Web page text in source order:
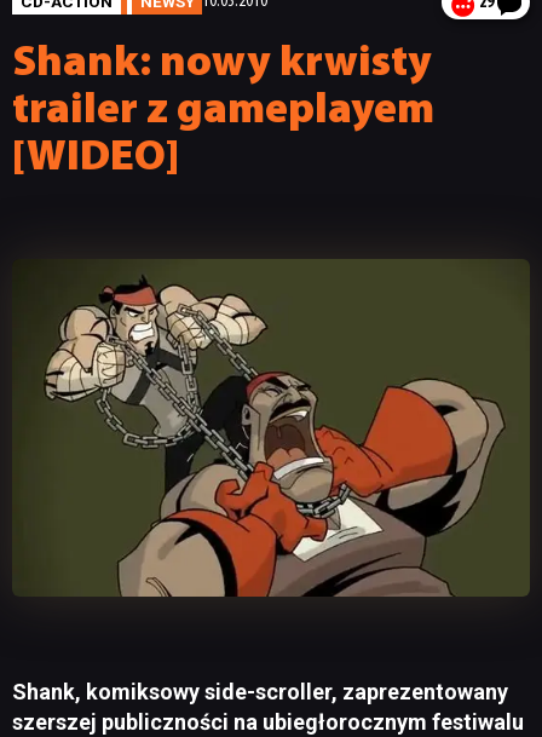
Shank: nowy krwisty
trailer z gameplayem
[WIDEO]
Shank, komiksowy side-scroller, zaprezentowany
szerszej publiczności na ubiegłorocznym festiwalu